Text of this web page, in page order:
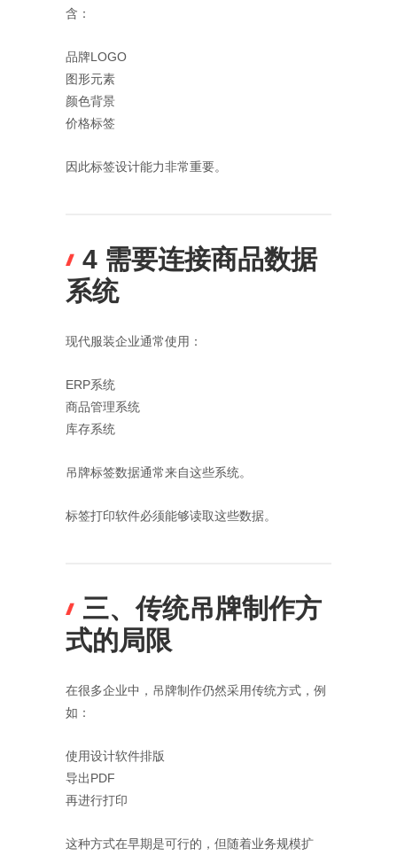
含：
品牌LOGO
图形元素
颜色背景
价格标签
因此标签设计能力非常重要。
4 需要连接商品数据
系统
现代服装企业通常使用：
ERP系统
商品管理系统
库存系统
吊牌标签数据通常来自这些系统。
标签打印软件必须能够读取这些数据。
三、传统吊牌制作方
式的局限
在很多企业中，吊牌制作仍然采用传统方式，例
如：
使用设计软件排版
导出PDF
再进行打印
这种方式在早期是可行的，但随着业务规模扩